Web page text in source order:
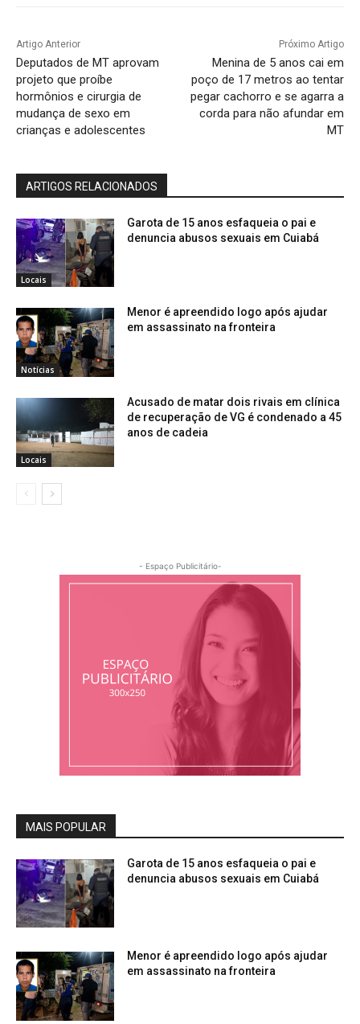
Artigo Anterior
Deputados de MT aprovam
projeto que proíbe
hormônios e cirurgia de
mudança de sexo em
crianças e adolescentes
Próximo Artigo
Menina de 5 anos cai em
poço de 17 metros ao tentar
pegar cachorro e se agarra a
corda para não afundar em
MT
ARTIGOS RELACIONADOS
Locais
Garota de 15 anos esfaqueia o pai e
denuncia abusos sexuais em Cuiabá
Notícias
Menor é apreendido logo após ajudar
em assassinato na fronteira
Locais
Acusado de matar dois rivais em clínica
de recuperação de VG é condenado a 45
anos de cadeia
- Espaço Publicitário-
MAIS POPULAR
Garota de 15 anos esfaqueia o pai e
denuncia abusos sexuais em Cuiabá
Menor é apreendido logo após ajudar
em assassinato na fronteira